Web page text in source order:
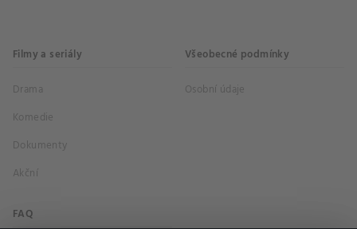
Filmy a seriály
Drama
Komedie
Dokumenty
Akční
Všeobecné podmínky
Osobní údaje
FAQ